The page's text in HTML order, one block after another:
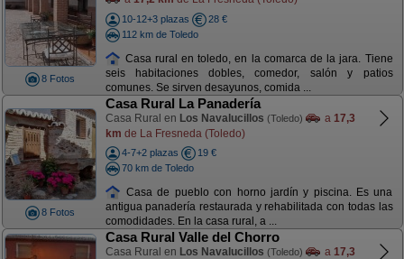
8 Fotos
10-12+3 plazas
28 €
112 km de Toledo
Casa rural en toledo, en la comarca de la jara. Tiene
seis habitaciones dobles, comedor, salón y patios
comunes. Se sirven desayunos, comida ...
8 Fotos
Casa Rural La Panadería
Casa Rural en Los Navalucillos (Toledo) a 17,3
km de La Fresneda (Toledo)
4-7+2 plazas
19 €
70 km de Toledo
Casa de pueblo con horno jardín y piscina. Es una
antigua panadería restaurada y rehabilitada con todas las
comodidades. En la casa rural, a ...
Casa Rural Valle del Chorro
Casa Rural en Los Navalucillos (Toledo) a 17,3